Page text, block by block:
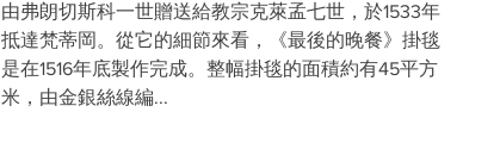
由弗朗切斯科一世贈送給教宗克萊孟七世，於1533年
抵達梵蒂岡。從它的細節來看，《最後的晚餐》掛毯
是在1516年底製作完成。整幅掛毯的面積約有45平方
米，由金銀絲線編...